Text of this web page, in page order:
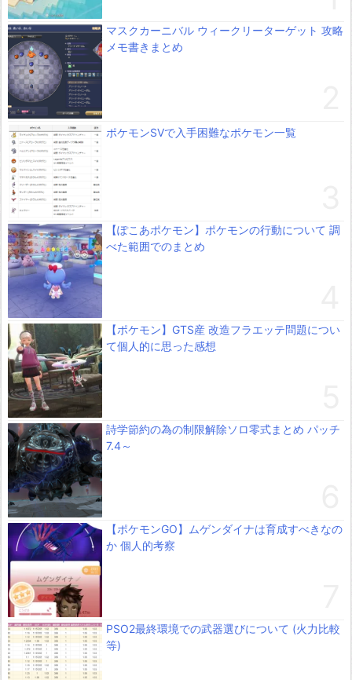
マスクカーニバル ウィークリーターゲット 攻略
メモ書きまとめ
ポケモンSVで入手困難なポケモン一覧
【ぽこあポケモン】ポケモンの行動について 調
べた範囲でのまとめ
【ポケモン】GTS産 改造フラエッテ問題につい
て個人的に思った感想
詩学節約の為の制限解除ソロ零式まとめ パッチ
7.4～
【ポケモンGO】ムゲンダイナは育成すべきなの
か 個人的考察
PSO2最終環境での武器選びについて (火力比較
等)